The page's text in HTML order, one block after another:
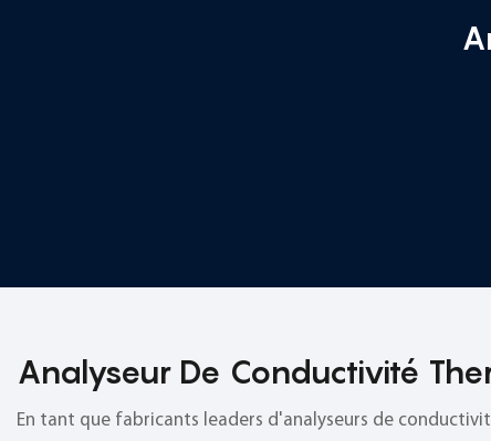
Analyseur De Conductivité
En tant que fabricants leaders d'analyseurs de